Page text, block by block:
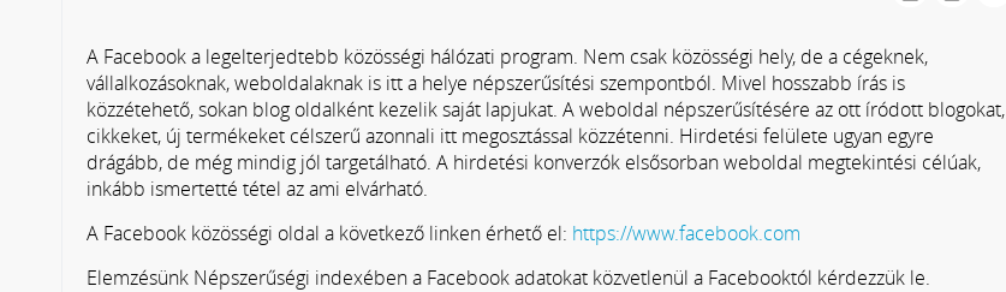
A Facebook a legelterjedtebb közösségi hálózati program. Nem csak közösségi hely, de a cégeknek,
vállalkozásoknak, weboldalaknak is itt a helye népszerűsítési szempontból. Mivel hosszabb írás is
közzétehető, sokan blog oldalként kezelik saját lapjukat. A weboldal népszerűsítésére az ott íródott blogokat,
cikkeket, új termékeket célszerű azonnali itt megosztással közzétenni. Hirdetési felülete ugyan egyre
drágább, de még mindig jól targetálható. A hirdetési konverzók elsősorban weboldal megtekintési célúak,
inkább ismertetté tétel az ami elvárható.
A Facebook közösségi oldal a következő linken érhető el: https://www.facebook.com
Elemzésünk Népszerűségi indexében a Facebook adatokat közvetlenül a Facebooktól kérdezzük le.